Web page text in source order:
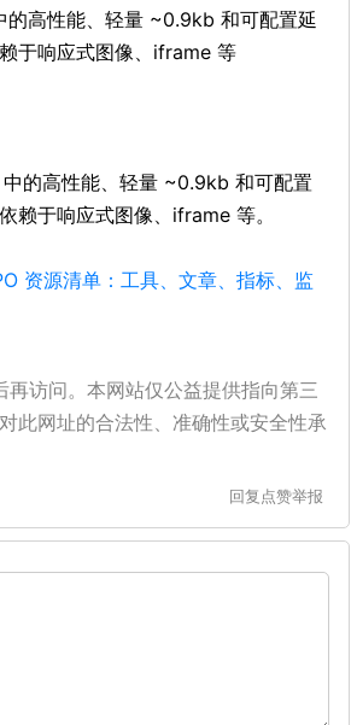
高性能、轻量 ~0.9kb 和可配置延
于响应式图像、iframe 等
的高性能、轻量 ~0.9kb 和可配置
赖于响应式图像、iframe 等。
资源清单：工具、文章、指标、监
再访问。本网站仅公益提供指向第三
此网址的合法性、准确性或安全性承
回复 点赞举报